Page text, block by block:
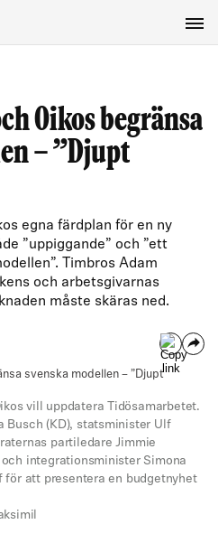
Oikos begränsa
– ”Djupt
egna färdplan för en ny
”uppiggande” och ”ett
Timbros Adam
och arbetsgivarnas
måste skäras ned.
vill uppdatera Tidösamarbetet.
Busch (KD), statsminister Ulf
partiledare Jimmie
integrationsminister Simona
för att presentera en budgetnyhet